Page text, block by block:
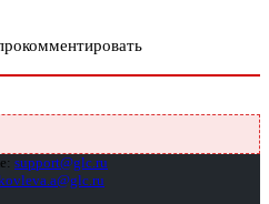
support@glc.ru